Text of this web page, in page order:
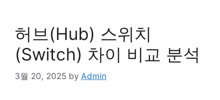
허브(Hub) 스위치
(Switch) 차이 비교 분석
3월 20, 2025 by Admin